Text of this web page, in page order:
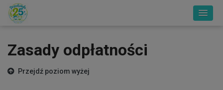
Zasady odpłatności
Przejdź poziom wyżej